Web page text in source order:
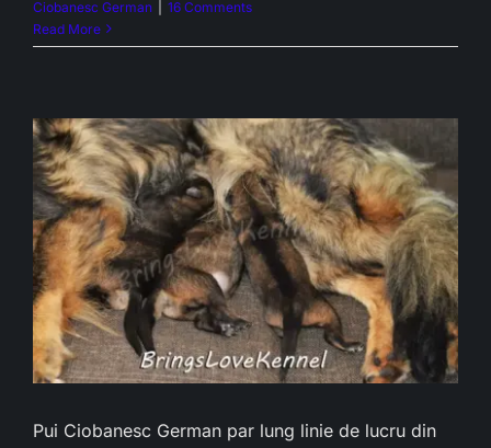
Ciobanesc German
16 Comments
Read More
Pui Ciobanesc German par lung linie de lucru din